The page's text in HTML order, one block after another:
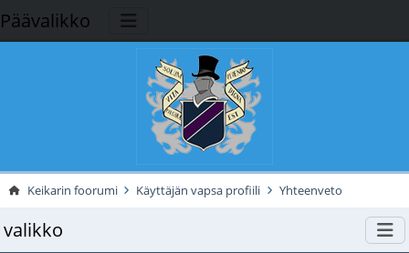
Päävalikko
Keikarin foorumi Käyttäjän vapsa profiili Yhteenveto
valikko